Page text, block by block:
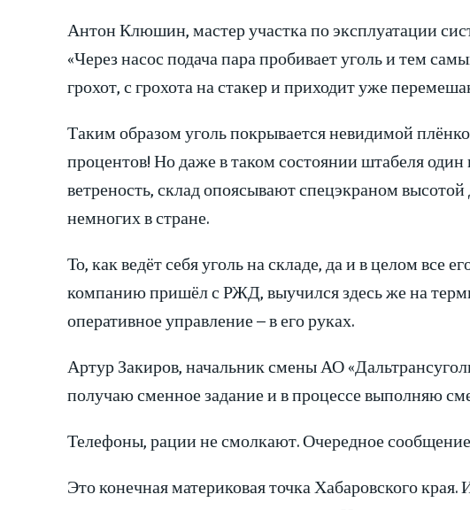
Антон Клюшин, мастер участка по эксплуатации
«Через насос подача пара пробивает уголь и тем
грохот, с грохота на стакер и приходит уже
Таким образом уголь покрывается невидимой
процентов! Но даже в таком состоянии штабеля
ветреность, склад опоясывают спецэкраном
немногих в стране.
То, как ведёт себя уголь на складе, да и в целом все
компанию пришёл с РЖД, выучился здесь же на
оперативное управление – в его руках.
Артур Закиров, начальник смены АО
получаю сменное задание и в процессе выполняю
Телефоны, рации не смолкают. Очередное
Это конечная материковая точка Хабаровского